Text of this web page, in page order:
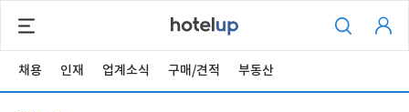
채용 인재 업계소식 구매/견적 부동산